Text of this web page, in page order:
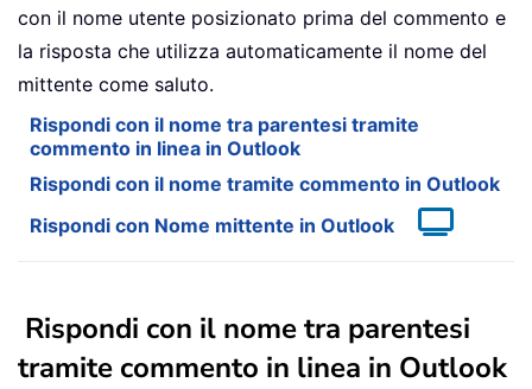
con il nome utente posizionato prima del commento e
la risposta che utilizza automaticamente il nome del
mittente come saluto.
Rispondi con il nome tra parentesi tramite
commento in linea in Outlook
Rispondi con il nome tramite commento in Outlook
Rispondi con Nome mittente in Outlook
Rispondi con il nome tra parentesi
tramite commento in linea in Outlook